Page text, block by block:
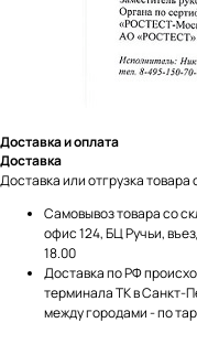
Доставка и оплата
Доставка
Доставка или отгрузка
Самовывоз товара со
офис 124, БЦ Ручьи,
18.00
Доставка по РФ
терминала ТК в Санкт-
между городами - по
Мы принимаем к